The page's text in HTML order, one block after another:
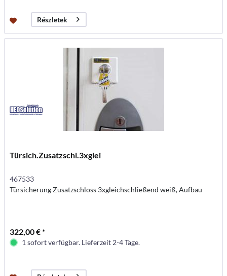
Részletek
Türsich.Zusatzschl.3xglei
467533
Türsicherung Zusatzschloss 3xgleichschließend weiß, Aufbau
322,00 € *
1 sofort verfügbar. Lieferzeit 2-4 Tage.